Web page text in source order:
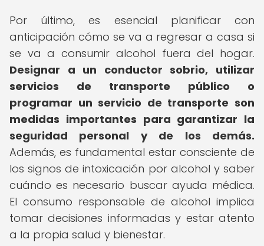
Por último, es esencial planificar con
anticipación cómo se va a regresar a casa si
se va a consumir alcohol fuera del hogar.
Designar a un conductor sobrio, utilizar
servicios de transporte público o
programar un servicio de transporte son
medidas importantes para garantizar la
seguridad personal y de los demás.
Además, es fundamental estar consciente de
los signos de intoxicación por alcohol y saber
cuándo es necesario buscar ayuda médica.
El consumo responsable de alcohol implica
tomar decisiones informadas y estar atento
a la propia salud y bienestar.